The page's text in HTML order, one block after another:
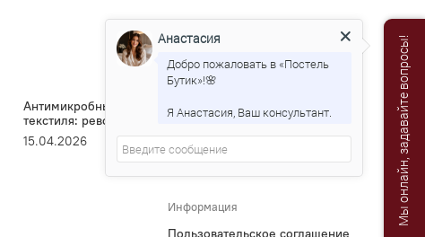
Антимикробные технологии Brinkhaus против обычного
текстиля: революция в гигиене сна
15.04.2026
Информация
Пользовательское соглашение
Мы онлайн, задавайте вопросы!
Анастасия
Добро пожаловать в «Постель
Бутик»!🌸
Я Анастасия, Ваш консультант.